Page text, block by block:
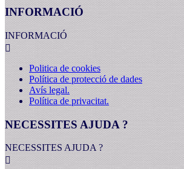
INFORMACIÓ
INFORMACIÓ

Politica de cookies
Política de protecció de dades
Avís legal.
Política de privacitat.
NECESSITES AJUDA ?
NECESSITES AJUDA ?
